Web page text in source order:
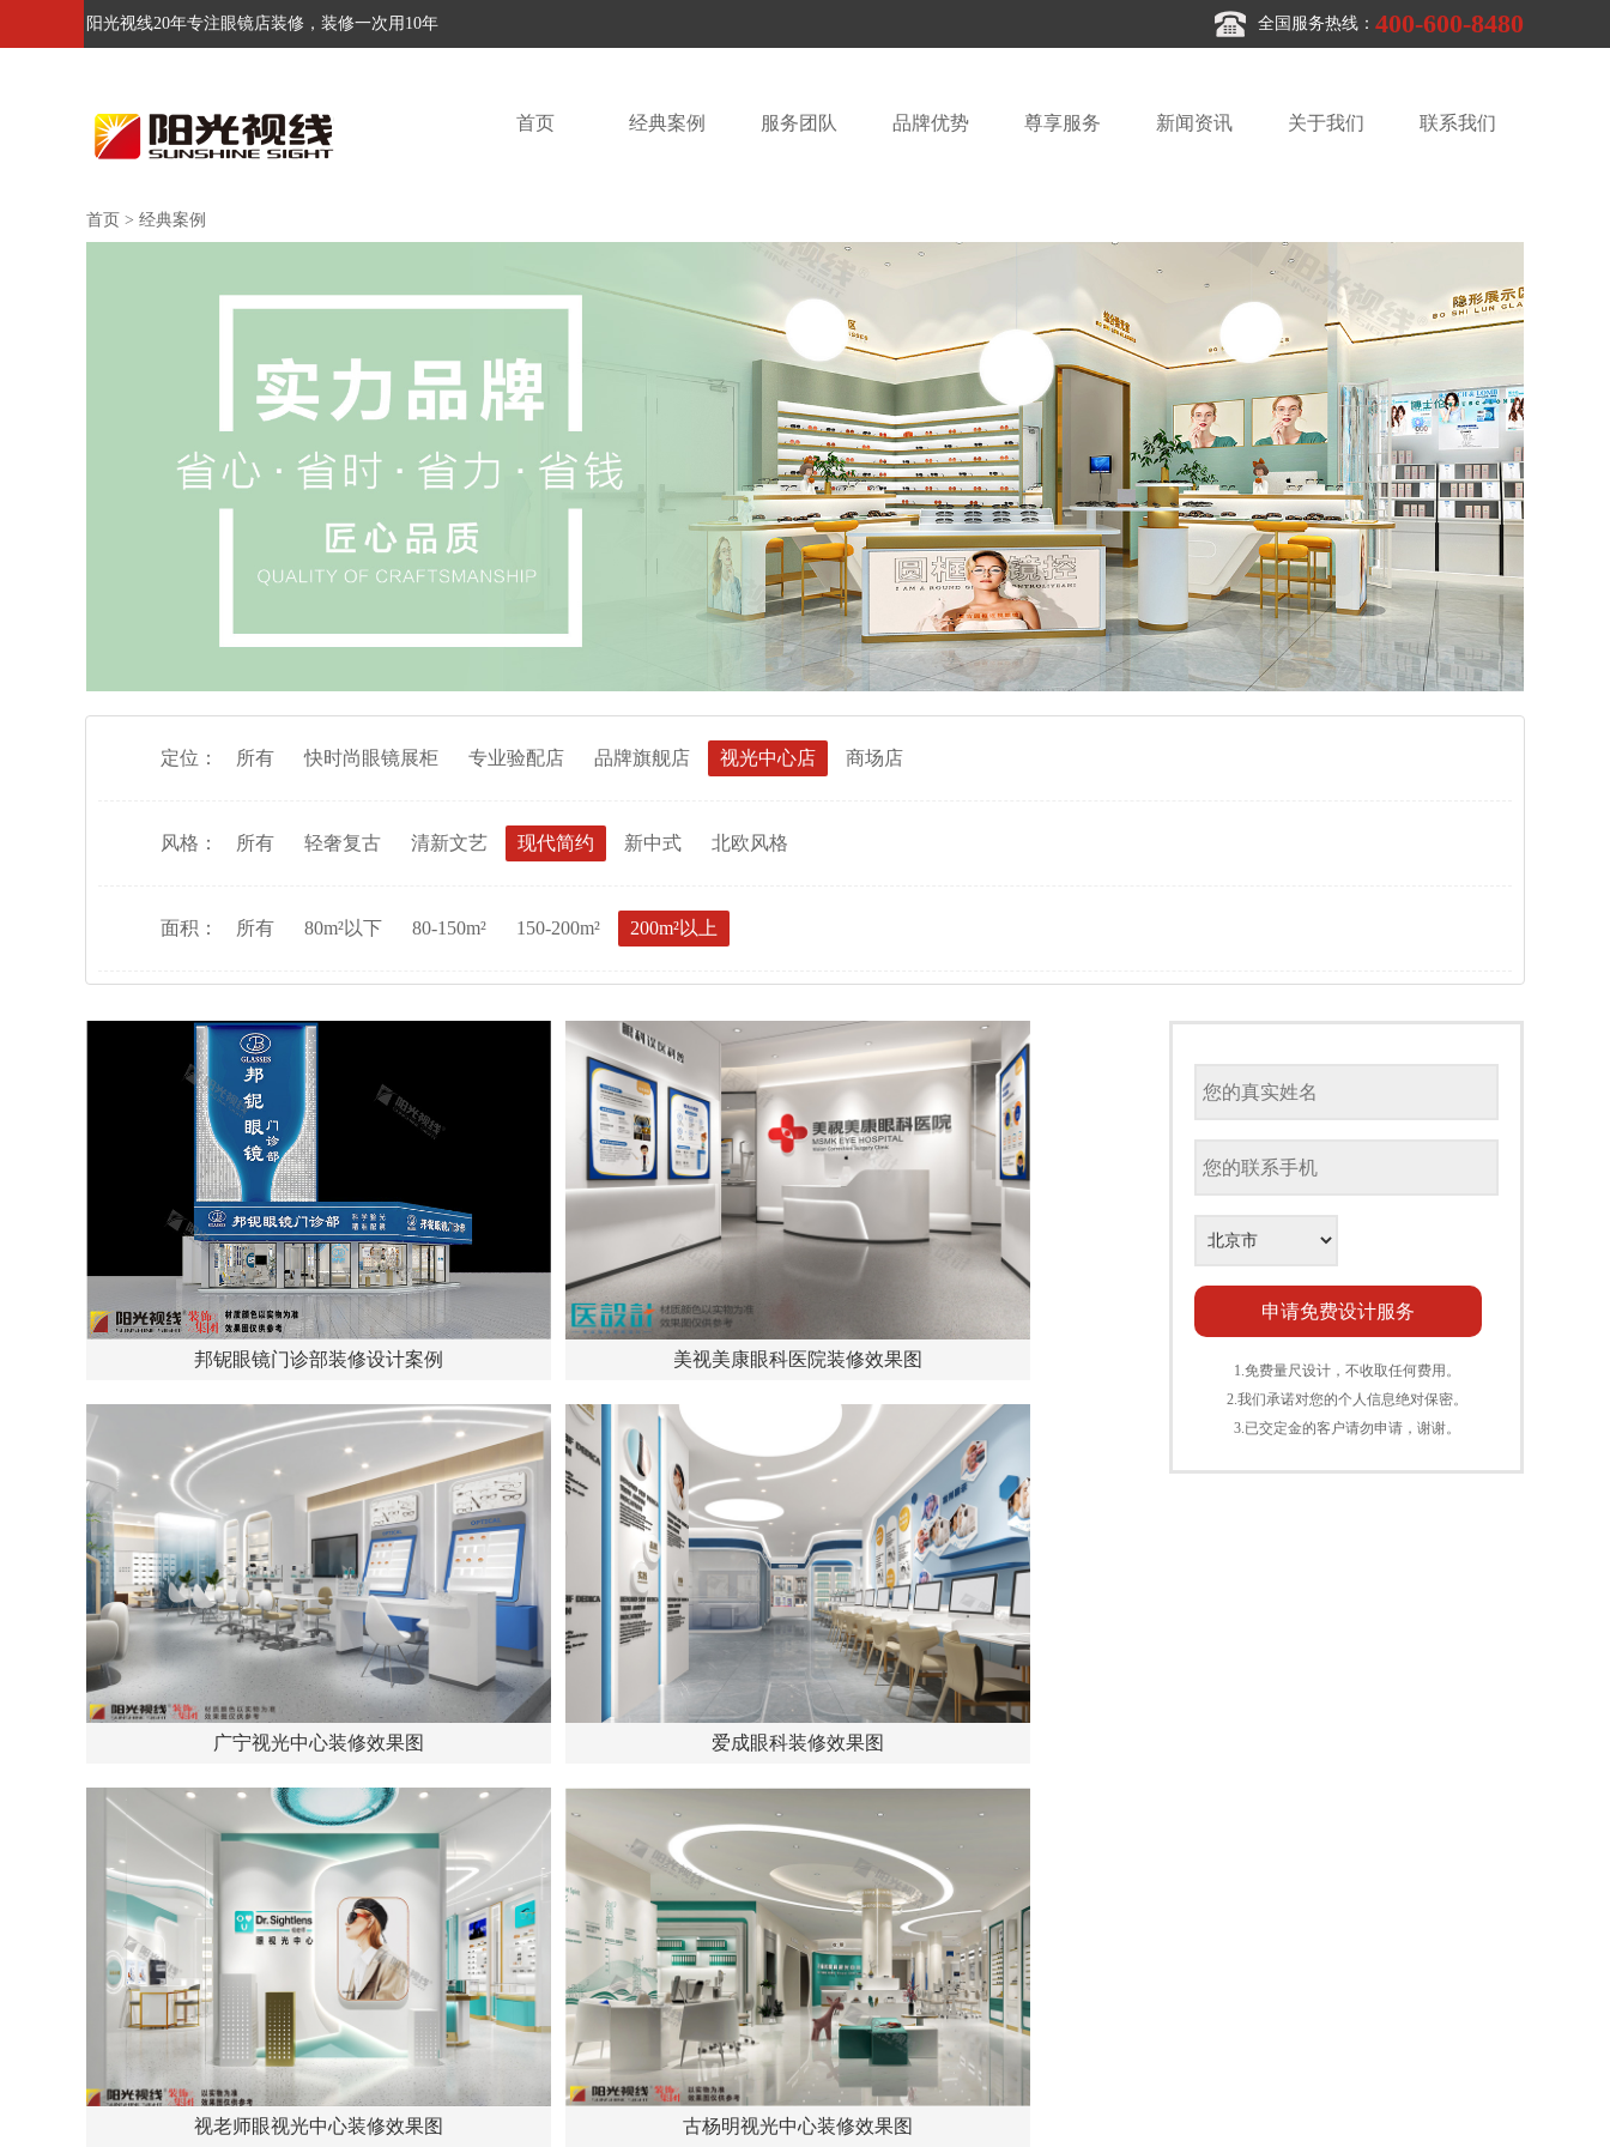
阳光视线20年专注眼镜店装修，装修一次用10年 全国服务热线： 400-600-8480
首页 经典案例 服务团队 品牌优势 尊享服务 新闻资讯 关于我们 联系我们
首页 > 经典案例
定位： 所有 快时尚眼镜展柜 专业验配店 品牌旗舰店 视光中心店 商场店
风格： 所有 轻奢复古 清新文艺 现代简约 新中式 北欧风格
面积： 所有 80m²以下 80-150m² 150-200m² 200m²以上
邦铌眼镜门诊部装修设计案例 美视美康眼科医院装修效果图
广宁视光中心装修效果图 爱成眼科装修效果图
视老师眼视光中心装修效果图 古杨明视光中心装修效果图
1.免费量尺设计，不收取任何费用。
2.我们承诺对您的个人信息绝对保密。
3.已交定金的客户请勿申请，谢谢。